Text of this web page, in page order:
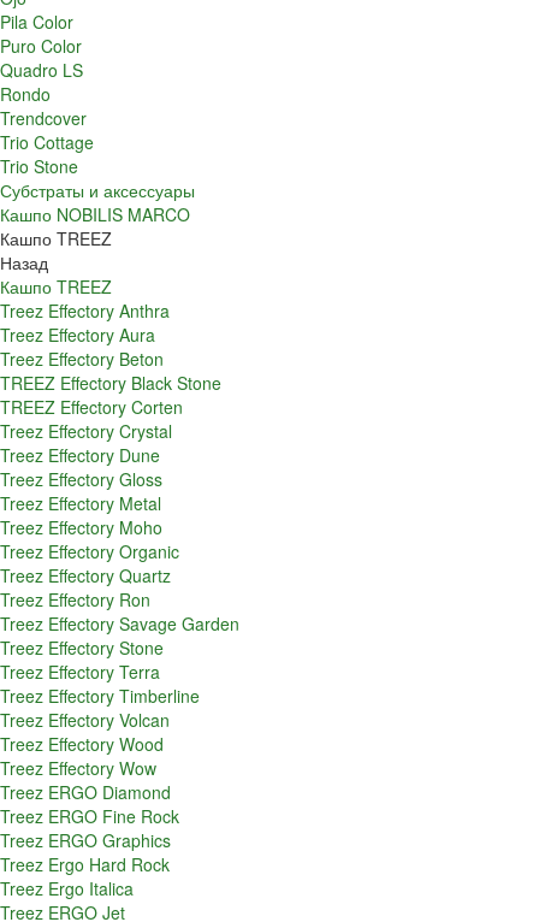
Pila Color
Puro Color
Quadro LS
Rondo
Trendcover
Trio Cottage
Trio Stone
Субстраты и аксессуары
Кашпо NOBILIS MARCO
Кашпо TREEZ
Назад
Кашпо TREEZ
Treez Effectory Anthra
Treez Effectory Aura
Treez Effectory Beton
TREEZ Effectory Black Stone
TREEZ Effectory Corten
Treez Effectory Crystal
Treez Effectory Dune
Treez Effectory Gloss
Treez Effectory Metal
Treez Effectory Moho
Treez Effectory Organic
Treez Effectory Quartz
Treez Effectory Ron
Treez Effectory Savage Garden
Treez Effectory Stone
Treez Effectory Terra
Treez Effectory Timberline
Treez Effectory Volcan
Treez Effectory Wood
Treez Effectory Wow
Treez ERGO Diamond
Treez ERGO Fine Rock
Treez ERGO Graphics
Treez Ergo Hard Rock
Treez Ergo Italica
Treez ERGO Jet